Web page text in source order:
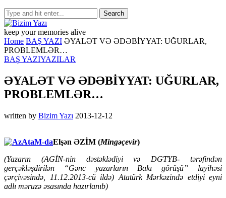
keep your memories alive
Home BAŞ YAZI ƏYALƏT VƏ ƏDƏBİYYAT: UĞURLAR,
PROBLEMLƏR…
BAŞ YAZIYAZILAR
ƏYALƏT VƏ ƏDƏBİYYAT: UĞURLAR,
PROBLEMLƏR…
written by Bizim Yazı 2013-12-12
Elşən ƏZİM (Mingəçevir)
(Yazarın (AGİN-nin dəstəklədiyi və DGTYB- tərəfindən
gerçəkləşdirilən “Gənc yazarların Bakı görüşü” layihəsi
çərçivəsində, 11.12.2013-cü ildə) Atatürk Mərkəzində etdiyi eyni
adlı məruzə əsasında hazırlanıb)